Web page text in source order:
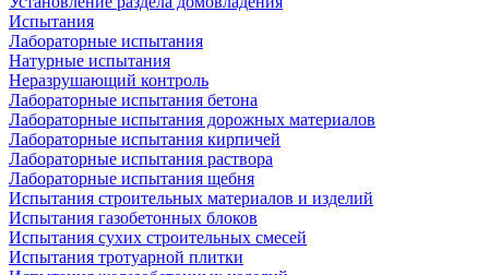
Испытания
Лабораторные испытания
Натурные испытания
Неразрушающий контроль
Лабораторные испытания бетона
Лабораторные испытания дорожных материалов
Лабораторные испытания кирпичей
Лабораторные испытания раствора
Лабораторные испытания щебня
Испытания строительных материалов и изделий
Испытания газобетонных блоков
Испытания сухих строительных смесей
Испытания тротуарной плитки